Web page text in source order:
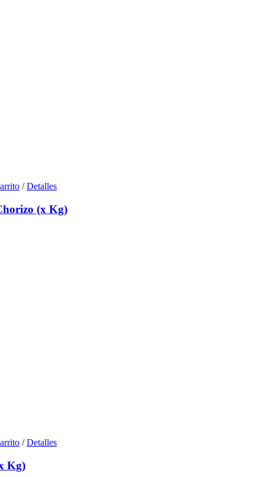
/ Detalles
(x Kg)
/ Detalles
Kg)